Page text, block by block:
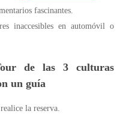
fascinantes.
inaccesibles en automóvil o
de las 3 culturas
un guía
la reserva.